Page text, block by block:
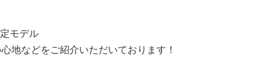
モデル
地などをご紹介いただいております！